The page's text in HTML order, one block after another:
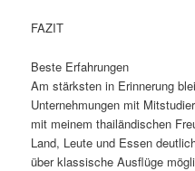
FAZIT
Beste Erfahrungen
Am stärksten in Erinnerung
Unternehmungen mit
mit meinem thailändischen
Land, Leute und Essen
über klassische Ausflüge